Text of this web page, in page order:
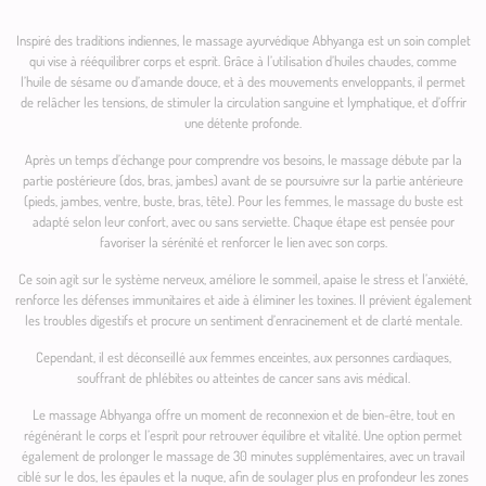
Inspiré des traditions indiennes, le massage ayurvédique Abhyanga est un soin complet
qui vise à rééquilibrer corps et esprit. Grâce à l’utilisation d’huiles chaudes, comme
l’huile de sésame ou d’amande douce, et à des mouvements enveloppants, il permet
de relâcher les tensions, de stimuler la circulation sanguine et lymphatique, et d’offrir
une détente profonde.
Après un temps d’échange pour comprendre vos besoins, le massage débute par la
partie postérieure (dos, bras, jambes) avant de se poursuivre sur la partie antérieure
(pieds, jambes, ventre, buste, bras, tête). Pour les femmes, le massage du buste est
adapté selon leur confort, avec ou sans serviette. Chaque étape est pensée pour
favoriser la sérénité et renforcer le lien avec son corps.
Ce soin agit sur le système nerveux, améliore le sommeil, apaise le stress et l’anxiété,
renforce les défenses immunitaires et aide à éliminer les toxines. Il prévient également
les troubles digestifs et procure un sentiment d’enracinement et de clarté mentale.
Cependant, il est déconseillé aux femmes enceintes, aux personnes cardiaques,
souffrant de phlébites ou atteintes de cancer sans avis médical.
Le massage Abhyanga offre un moment de reconnexion et de bien-être, tout en
régénérant le corps et l’esprit pour retrouver équilibre et vitalité. Une option permet
également de prolonger le massage de 30 minutes supplémentaires, avec un travail
ciblé sur le dos, les épaules et la nuque, afin de soulager plus en profondeur les zones